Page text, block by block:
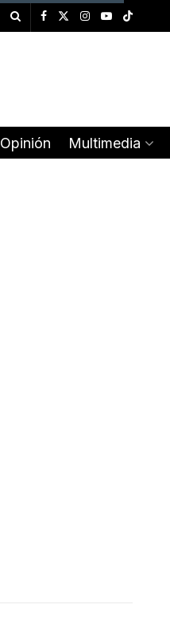
Opinión Multimedia